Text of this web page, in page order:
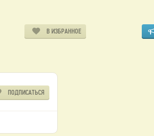
В ИЗБРАННОЕ
ПОДПИСАТЬСЯ